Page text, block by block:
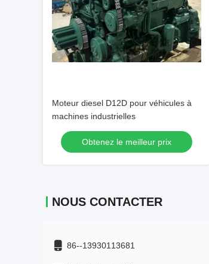
Moteur diesel D12D pour véhicules à
machines industrielles
Obtenez le meilleur prix
NOUS CONTACTER
86--13930113681